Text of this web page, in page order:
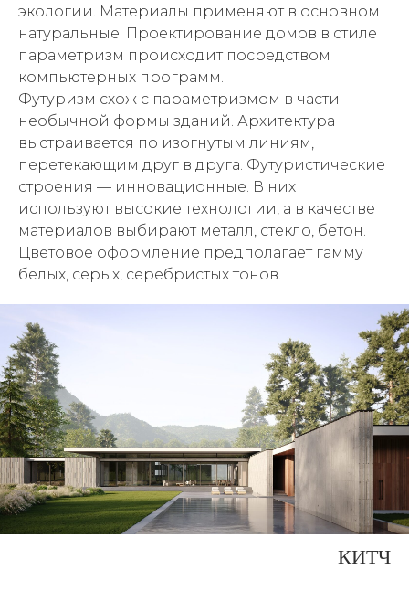
экологии. Материалы применяют в основном
натуральные. Проектирование домов в стиле
параметризм происходит посредством
компьютерных программ.
Футуризм схож с параметризмом в части
необычной формы зданий. Архитектура
выстраивается по изогнутым линиям,
перетекающим друг в друга. Футуристические
строения — инновационные. В них
используют высокие технологии, а в качестве
материалов выбирают металл, стекло, бетон.
Цветовое оформление предполагает гамму
белых, серых, серебристых тонов.
КИТЧ